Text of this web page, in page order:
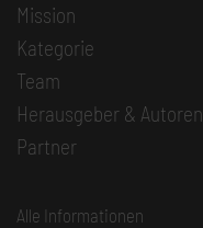
Mission
Kategorie
Team
Herausgeber & Autoren
Partner
Alle Informationen